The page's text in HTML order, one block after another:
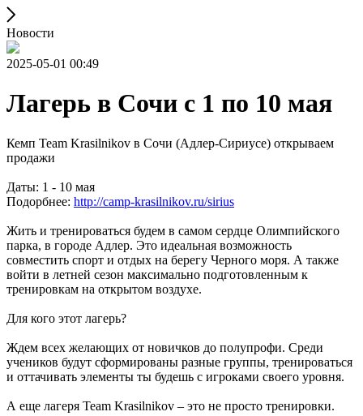
Новости
2025-05-01 00:49
Лагерь в Сочи с 1 по 10 мая
Кемп Team Krasilnikov в Сочи (Адлер-Сириусе) открываем
продажи
Даты: 1 - 10 мая
Подорбнее: http://camp-krasilnikov.ru/sirius
Жить и тренироваться будем в самом сердце Олимпийского
парка, в городе Адлер. Это идеальная возможность
совместить спорт и отдых на берегу Черного моря. А также
войти в летней сезон максимально подготовленным к
тренировкам на открытом воздухе.
Для кого этот лагерь?
Ждем всех желающих от новичков до полупрофи. Среди
учеников будут сформированы разные группы, тренироваться
и оттачивать элементы ты будешь с игроками своего уровня.
А еще лагеря Team Krasilnikov – это не просто тренировки.